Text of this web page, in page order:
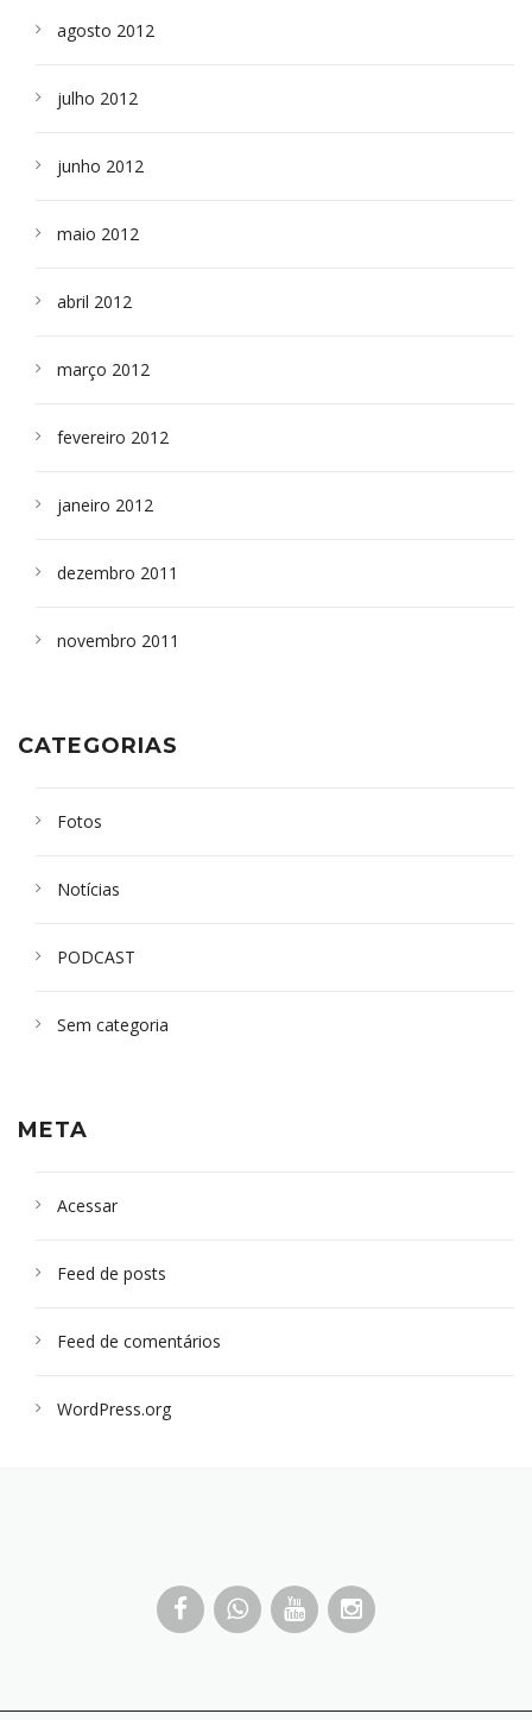
agosto 2012
julho 2012
junho 2012
maio 2012
abril 2012
março 2012
fevereiro 2012
janeiro 2012
dezembro 2011
novembro 2011
CATEGORIAS
Fotos
Notícias
PODCAST
Sem categoria
META
Acessar
Feed de posts
Feed de comentários
WordPress.org